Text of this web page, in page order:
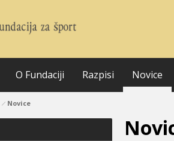
O Fundaciji Razpisi Novice
Novice